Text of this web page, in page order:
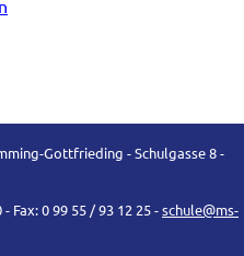
Gottfrieding - Schulgasse 8 -
Fax: 0 99 55 / 93 12 25 -schule@ms-